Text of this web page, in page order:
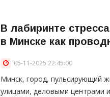
В лабиринте
в Минске как
05-11-2025 22:45:00
Минск, город, пульсирующий
улицами, деловыми центрами